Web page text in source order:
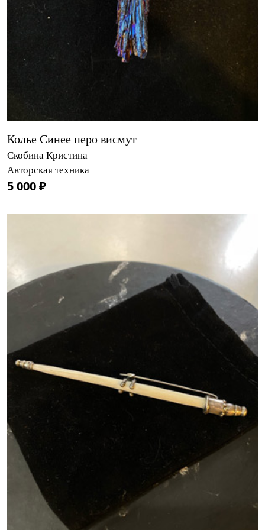
Колье Синее перо висмут
Скобина Кристина
Авторская техника
5 000 ₽